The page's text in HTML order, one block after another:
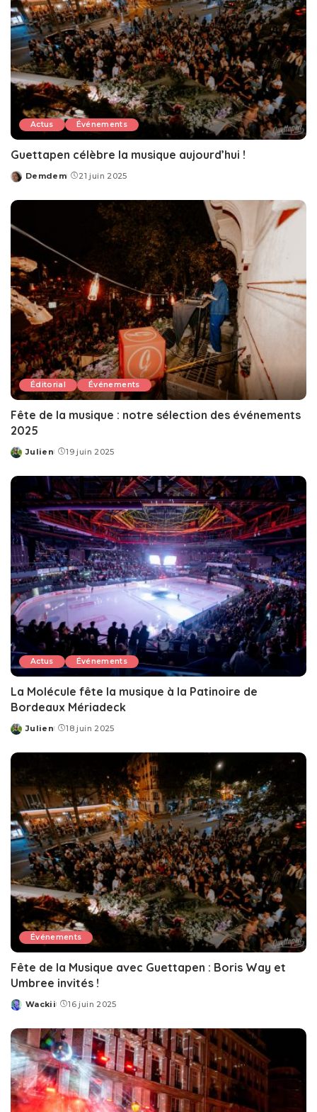
Actus Événements
Guettapen célèbre la musique aujourd’hui !
Posted
Demdem 21 juin 2025
Éditorial Événements
Fête de la musique : notre sélection des événements
2025
Posted
Julien 19 juin 2025
Actus Événements
La Molécule fête la musique à la Patinoire de
Bordeaux Mériadeck
Posted
Julien 18 juin 2025
Événements
Fête de la Musique avec Guettapen : Boris Way et
Umbree invités !
Posted
Wackii 16 juin 2025